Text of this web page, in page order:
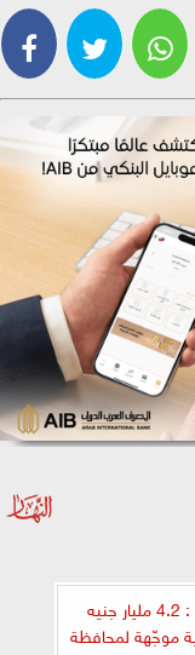
وزيرة التخطيط : 4.2 مليار جنيه
موجّهة لمحافظة